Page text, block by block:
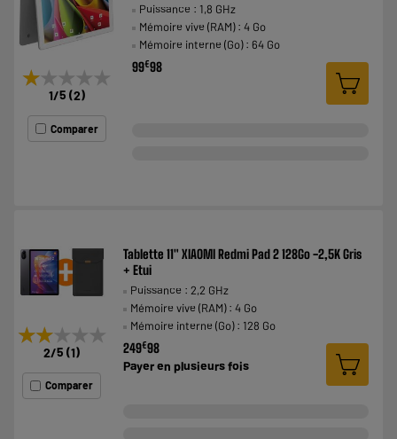
★★★★★
★★★★★
1/5 (2)
Comparer
Puissance : 1,8 GHz
Mémoire vive (RAM) : 4 Go
Mémoire interne (Go) : 64 Go
99€98
★★★★★
★★★★★
2/5 (1)
Comparer
Tablette 11" XIAOMI Redmi Pad 2 128Go -2,5K Gris
+ Etui
Puissance : 2,2 GHz
Mémoire vive (RAM) : 4 Go
Mémoire interne (Go) : 128 Go
249€98
Payer en plusieurs fois